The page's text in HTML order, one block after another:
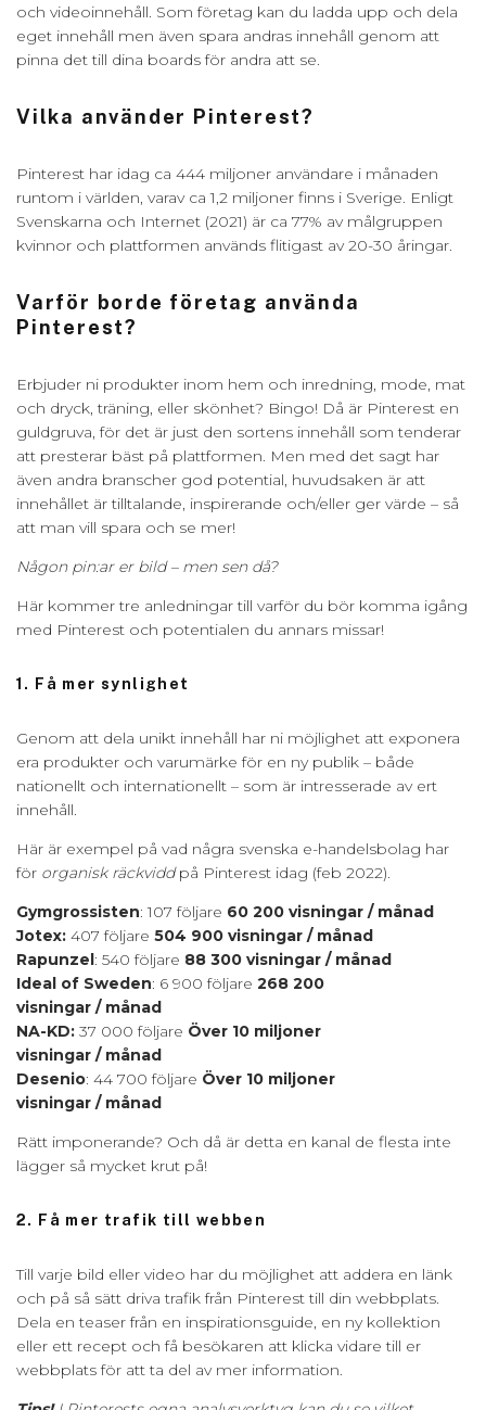
och videoinnehåll. Som företag kan du ladda upp och dela
eget innehåll men även spara andras innehåll genom att
pinna det till dina boards för andra att se.
Vilka använder Pinterest?
Pinterest har idag ca 444 miljoner användare i månaden
runtom i världen, varav ca 1,2 miljoner finns i Sverige. Enligt
Svenskarna och Internet (2021) är ca 77% av målgruppen
kvinnor och plattformen används flitigast av 20-30 åringar.
Varför borde företag använda
Pinterest?
Erbjuder ni produkter inom hem och inredning, mode, mat
och dryck, träning, eller skönhet? Bingo! Då är Pinterest en
guldgruva, för det är just den sortens innehåll som tenderar
att presterar bäst på plattformen. Men med det sagt har
även andra branscher god potential, huvudsaken är att
innehållet är tilltalande, inspirerande och/eller ger värde – så
att man vill spara och se mer!
Någon pin:ar er bild – men sen då?
Här kommer tre anledningar till varför du bör komma igång
med Pinterest och potentialen du annars missar!
1. Få mer synlighet
Genom att dela unikt innehåll har ni möjlighet att exponera
era produkter och varumärke för en ny publik – både
nationellt och internationellt – som är intresserade av ert
innehåll.
Här är exempel på vad några svenska e-handelsbolag har
för organisk räckviddpå Pinterest idag (feb 2022).
Gymgrossisten: 107 följare 60 200 visningar / månad
Jotex: 407 följare 504 900 visningar / månad
Rapunzel: 540 följare 88 300 visningar / månad
Ideal of Sweden: 6 900 följare 268 200
visningar / månad
NA-KD: 37 000 följare Över 10 miljoner
visningar / månad
Desenio: 44 700 följare Över 10 miljoner
visningar / månad
Rätt imponerande? Och då är detta en kanal de flesta inte
lägger så mycket krut på!
2. Få mer trafik till webben
Till varje bild eller video har du möjlighet att addera en länk
och på så sätt driva trafik från Pinterest till din webbplats.
Dela en teaser från en inspirationsguide, en ny kollektion
eller ett recept och få besökaren att klicka vidare till er
webbplats för att ta del av mer information.